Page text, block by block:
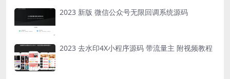
2023 新版 微信公众号无限回调系统源码
2023 去水印4X小程序源码 带流量主 附视频教程